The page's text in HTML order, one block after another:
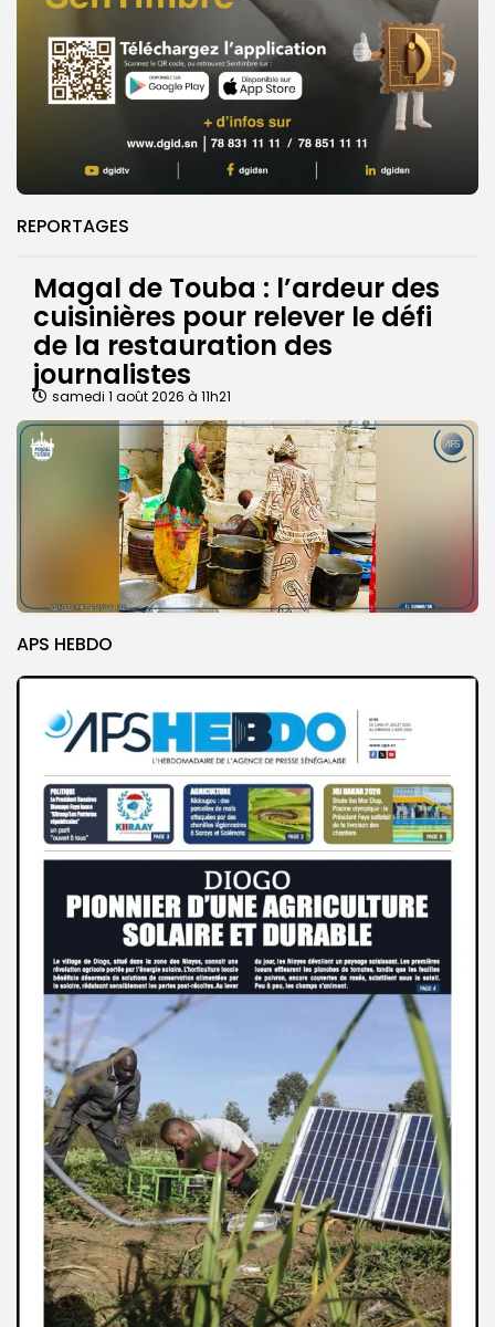
REPORTAGES
Magal de Touba : l’ardeur des
cuisinières pour relever le défi
de la restauration des
journalistes
samedi 1 août 2026 à 11h21
APS HEBDO